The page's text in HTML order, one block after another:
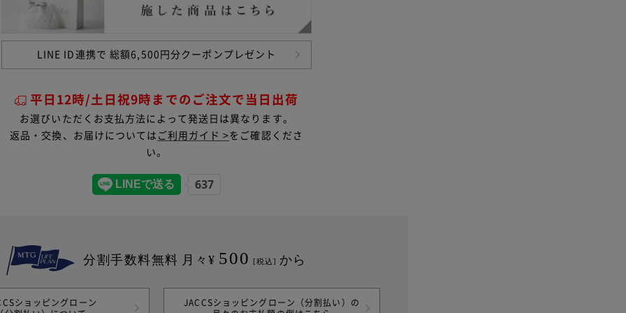
LINE ID連携で総額6,500円分クーポンプレゼント
平日12時/土日祝9時までのご注文で当日出荷
お選びいただくお支払方法によって発送日は異なります。
返品・交換、お届けについては ご利用ガイド > をご確認くださ
い。
分割手数料無料 月々¥ 500 [税込] から
ショッピングローン
JACCSショッピングローン（分割払い）の